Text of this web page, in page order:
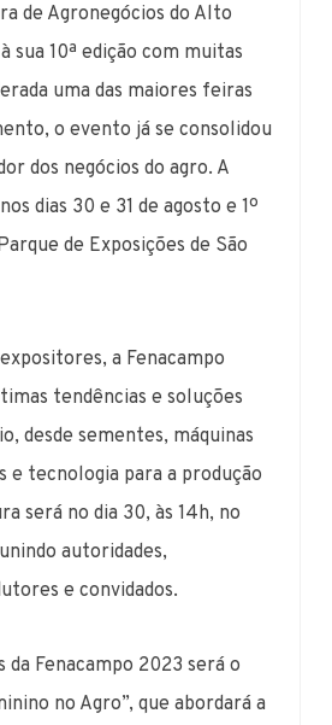
de Agronegócios do Alto
sua 10ª edição com muitas
uma das maiores feiras
o evento já se consolidou
dos negócios do agro. A
dias 30 e 31 de agosto e 1º
de Exposições de São
a Fenacampo
tendências e soluções
desde sementes, máquinas
e tecnologia para a produção
será no dia 30, às 14h, no
autoridades,
e convidados.
da Fenacampo 2023 será o
no Agro”, que abordará a